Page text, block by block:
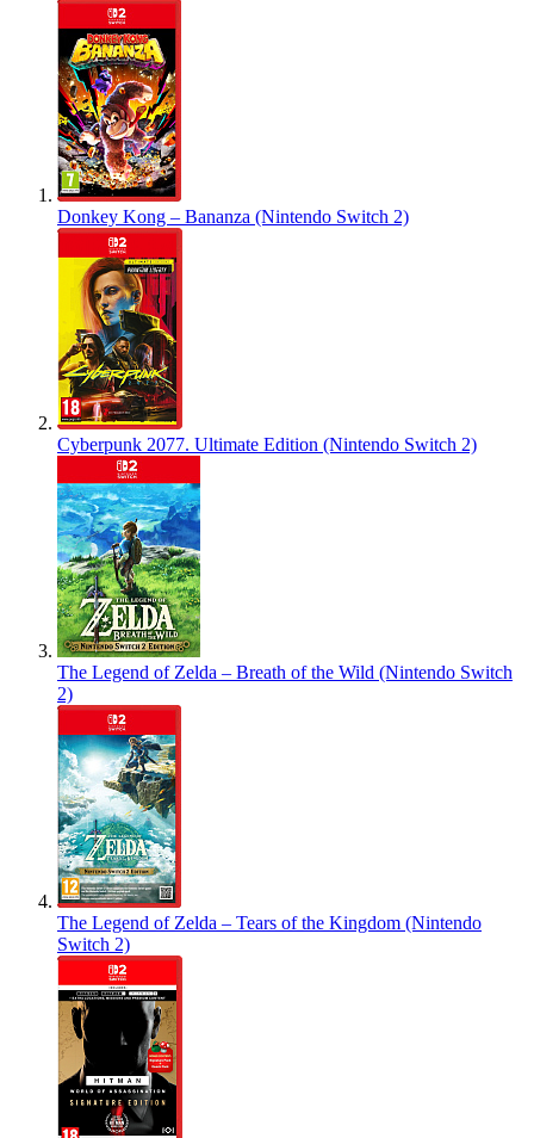
Donkey Kong – Bananza (Nintendo Switch 2)
Cyberpunk 2077. Ultimate Edition (Nintendo Switch 2)
The Legend of Zelda – Breath of the Wild (Nintendo Switch
2)
The Legend of Zelda – Tears of the Kingdom (Nintendo
Switch 2)